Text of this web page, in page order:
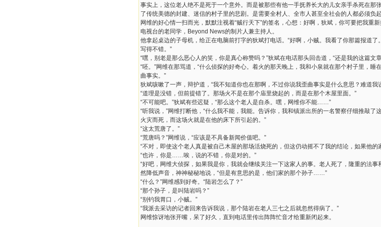
事实上，这位老人绝不是死于一个意外。而是被那些有他一手抚养长大的儿女亲手杀死在那
了传统美德的封建、迷信的村子里的悲剧。是需要全村人、全市人甚至全社会的人都必须负起
网维的好心情一扫而光，默默注视着“贼行天下”的签名，心想：好啊，狄斌，你可要把我重
电视台的老同学，Beyond News的制片人兼主持人。
他拿起桌边的子母机，给正在电脑前打字的狄斌打电话。“好啊，小贼。我看了你那篇报道
写得不错。”
“嘿，别老是那么恶心人的笑，你是真心称赞吗？”狄斌在电话那头回击道，“还是我的这篇文
“呸。”网维在那骂道，“什么侦探的好奇心。着火的那天晚上，我和小泉就在那个村子里，
曲事实。”
狄斌咳嗽了一声，辩护道，“我不知道你也在那啊，不过你说我歪曲事实是什么意思？难道我
“道理是没错，但前提错了。那场火不是在那个庙里烧起的，而是在那个木屋里面。”
“不可能吧。”狄斌有些迟疑，“那么这个老人是自杀。嘿，网维你不能……”
“听我说，”网维打断他，“什么我不能，我能。告诉你，我和镇派出所的一名警察仔细推敲
火灾而死，而这场火就是在他的床下所引起的。”
“这太荒唐了。”
“荒唐吗？”网维说，“应该是不具备新闻价值吧。”
“不对，即使这个老人真是被自己木屋的那场活烧死的，但这仍动摇不了我的结论，如果他的
“也许，你是……唉，说的不错，你是对的。”
“好吧，网维大侦探，如果我是你，我就会继续关注一下这家人的事。老人死了，隆重的法
然降低声音，神神秘秘地说，“但是有意思的是，他们家的那个孙子……”
“什么？”网维感到好奇。“陆岩怎么了？”
“那个孙子，是叫陆岩吗？”
“别钓我胃口，小贼。”
“我派去采访的记者回来告诉我说，那个陆岩在老人三七之后就忽然得病了。”
网维惊讶地张开嘴，呆了好久，直到电话里传出阵阵忙音才给重新闭起来。